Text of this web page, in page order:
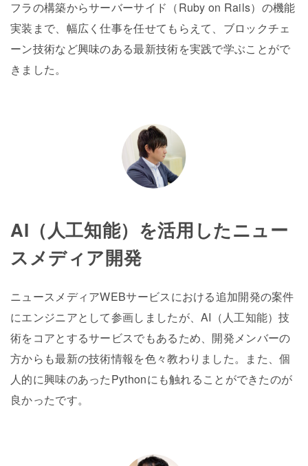
フラの構築からサーバーサイド（Ruby on Rails）の機能
実装まで、幅広く仕事を任せてもらえて、ブロックチェ
ーン技術など興味のある最新技術を実践で学ぶことがで
きました。
AI（人工知能）を活用したニュー
スメディア開発
ニュースメディアWEBサービスにおける追加開発の案件
にエンジニアとして参画しましたが、AI（人工知能）技
術をコアとするサービスでもあるため、開発メンバーの
方からも最新の技術情報を色々教わりました。また、個
人的に興味のあったPythonにも触れることができたのが
良かったです。